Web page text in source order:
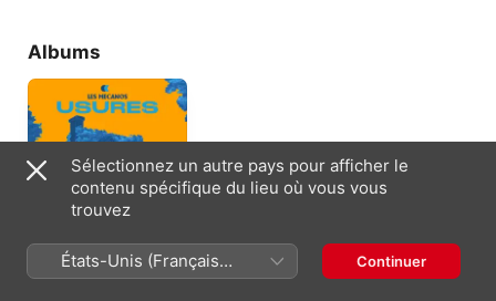
Albums
Usures
Sélectionnez un autre pays pour afficher le
contenu spécifique du lieu où vous vous
trouvez
États-Unis (Français
France)
Continuer